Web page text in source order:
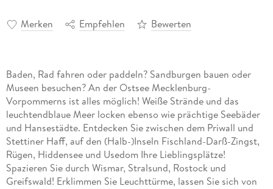
Merken Empfehlen Bewerten
Baden, Rad fahren oder paddeln? Sandburgen bauen oder
Museen besuchen? An der Ostsee Mecklenburg-
Vorpommerns ist alles möglich! Weiße Strände und das
leuchtendblaue Meer locken ebenso wie prächtige Seebäder
und Hansestädte. Entdecken Sie zwischen dem Priwall und
Stettiner Haff, auf den (Halb-)Inseln Fischland-Darß-Zingst,
Rügen, Hiddensee und Usedom Ihre Lieblingsplätze!
Spazieren Sie durch Wismar, Stralsund, Rostock und
Greifswald! Erklimmen Sie Leuchttürme, lassen Sie sich von